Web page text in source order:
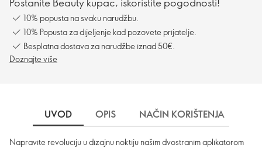
10% popusta na svaku narudžbu.
10% Popusta za dijeljenje kad pozovete prijatelje.
Besplatna dostava za narudžbe iznad 50€.
Doznajte više
UVOD OPIS NAČIN KORIŠTENJA
Napravite revoluciju u dizajnu noktiju našim dvostranim aplikatorom